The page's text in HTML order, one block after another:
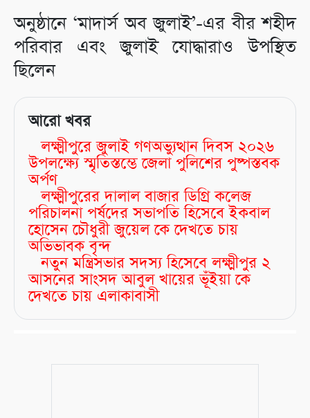
অনুষ্ঠানে ‘মাদার্স অব জুলাই’-এর বীর শহীদ
পরিবার এবং জুলাই যোদ্ধারাও উপস্থিত
ছিলেন
আরো খবর
লক্ষ্মীপুরে জুলাই গণঅভ্যুত্থান দিবস ২০২৬
উপলক্ষ্যে স্মৃতিস্তম্ভে জেলা পুলিশের পুষ্পস্তবক
অর্পণ
লক্ষ্মীপুরের দালাল বাজার ডিগ্রি কলেজ
পরিচালনা পর্ষদের সভাপতি হিসেবে ইকবাল
হোসেন চৌধুরী জুয়েল কে দেখতে চায়
অভিভাবক বৃন্দ
নতুন মন্ত্রিসভার সদস্য হিসেবে লক্ষ্মীপুর ২
আসনের সাংসদ আবুল খায়ের ভূঁইয়া কে
দেখতে চায় এলাকাবাসী